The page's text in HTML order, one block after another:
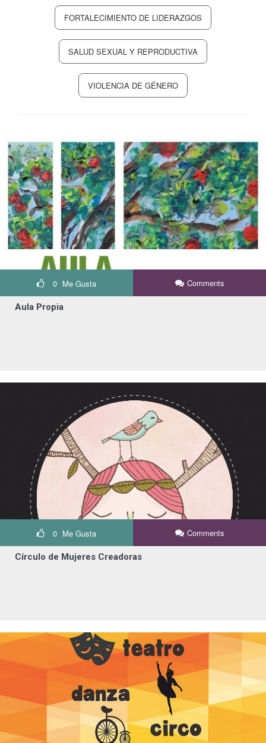
FORTALECIMIENTO DE LIDERAZGOS
SALUD SEXUAL Y REPRODUCTIVA
VIOLENCIA DE GÉNERO
0 Me Gusta Comments
Aula Propia
0 Me Gusta Comments
Círculo de Mujeres Creadoras